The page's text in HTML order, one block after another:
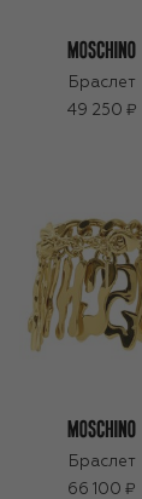
Браслет
49 250 ₽
Браслет
66 100 ₽